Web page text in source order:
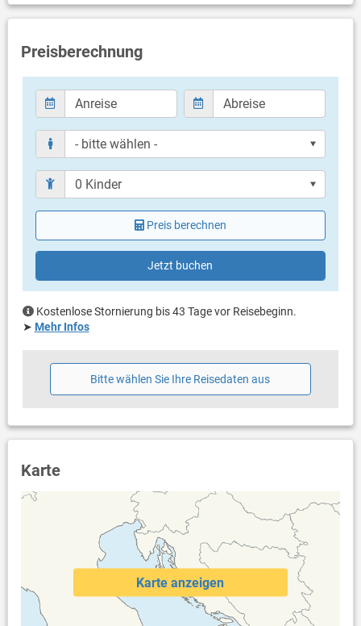
Schlafzimmer mit Doppelbett, Laminat
Schlafzimmer mit Doppelbett, Laminat
Badezimmer
Bad mit WC, Dusche
Bad mit WC, Dusche
Bad mit WC, Badewanne
Balkon & Terrasse
eigener Balkon
überdacht
Bestuhlung
Balkongröße: 10 m²
eigene Terrasse
Weitere Informationen
Privater Parkplatz auf dem Grundstück
Haustier nicht erlaubt
Handtücher vorhanden
Waschmaschine in der Unterkunft
Internet per WLAN
Preisberechnung
Preis berechnen
Jetzt buchen
Kostenlose Stornierung bis 43 Tage vor Reisebeginn.
➤ Mehr Infos
Bitte wählen Sie Ihre Reisedaten aus
Karte
Karte anzeigen